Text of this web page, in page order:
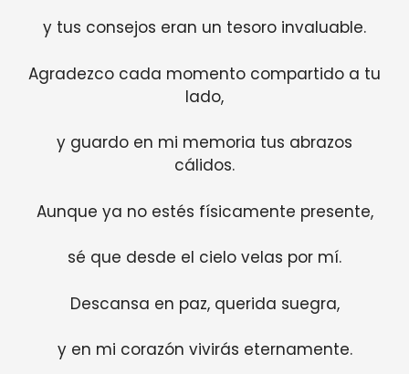
y tus consejos eran un tesoro invaluable.
Agradezco cada momento compartido a tu
lado,
y guardo en mi memoria tus abrazos
cálidos.
Aunque ya no estés físicamente presente,
sé que desde el cielo velas por mí.
Descansa en paz, querida suegra,
y en mi corazón vivirás eternamente.